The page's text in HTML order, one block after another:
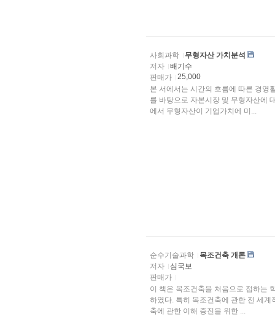
사회과학
무형자산 가치분석
저자
배기수
판매가
25,000
본 서에서는 시간의 흐름에 따른 경영
를 바탕으로 자본시장 및 무형자산에
에서 무형자산이 기업가치에 미...
순수기술과학
목조건축 개론
저자
심국보
판매가
이 책은 목조건축을 처음으로 접하는
하였다. 특히 목조건축에 관한 전 세
축에 관한 이해 증진을 위한 ...